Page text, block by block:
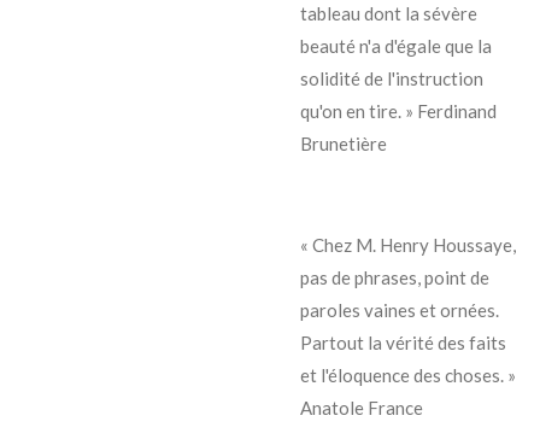
tableau dont la sévère
beauté n'a d'égale que la
solidité de l'instruction
qu'on en tire. » Ferdinand
Brunetière
« Chez M. Henry Houssaye,
pas de phrases, point de
paroles vaines et ornées.
Partout la vérité des faits
et l'éloquence des choses. »
Anatole France